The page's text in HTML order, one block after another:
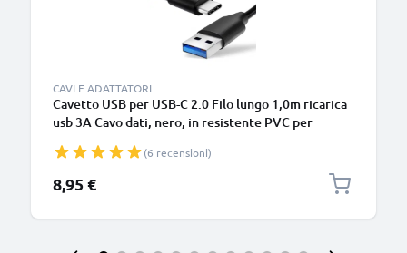
CAVI E ADATTATORI
Cavetto USB per USB-C 2.0 Filo lungo 1,0m ricarica
usb 3A Cavo dati, nero, in resistente PVC per
fotocamera Canon, Panasonic Lumix, Sony
connettore tipo C
(6 recensioni)
8,95 €